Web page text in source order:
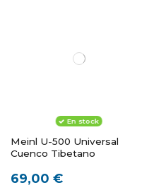
En stock
Meinl U-500 Universal
Cuenco Tibetano
69,00 €